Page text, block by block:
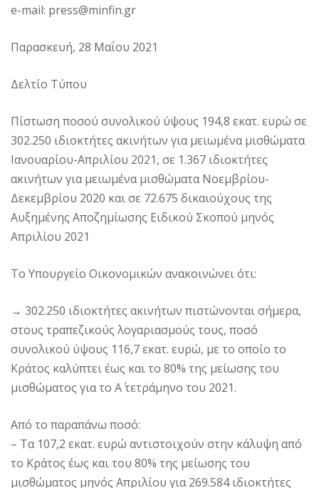
e-mail: press@minfin.gr
Παρασκευή, 28 Μαΐου 2021
Δελτίο Τύπου
Πίστωση ποσού συνολικού ύψους 194,8 εκατ. ευρώ σε
302.250 ιδιοκτήτες ακινήτων για μειωμένα μισθώματα
Ιανουαρίου-Απριλίου 2021, σε 1.367 ιδιοκτήτες
ακινήτων για μειωμένα μισθώματα Νοεμβρίου-
Δεκεμβρίου 2020 και σε 72.675 δικαιούχους της
Αυξημένης Αποζημίωσης Ειδικού Σκοπού μηνός
Απριλίου 2021
Το Υπουργείο Οικονομικών ανακοινώνει ότι:
→ 302.250 ιδιοκτήτες ακινήτων πιστώνονται σήμερα,
στους τραπεζικούς λογαριασμούς τους, ποσό
συνολικού ύψους 116,7 εκατ. ευρώ, με το οποίο το
Κράτος καλύπτει έως και το 80% της μείωσης του
μισθώματος για το Α΄ τετράμηνο του 2021.
Από το παραπάνω ποσό:
– Τα 107,2 εκατ. ευρώ αντιστοιχούν στην κάλυψη από
το Κράτος έως και του 80% της μείωσης του
μισθώματος μηνός Απριλίου για 269.584 ιδιοκτήτες